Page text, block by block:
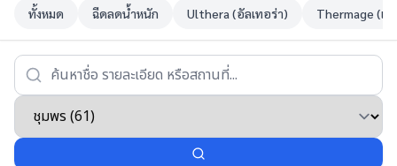
ทั้งหมด ฉีดลดน้ำหนัก Ulthera (อัลเทอร่า) Thermage (เท